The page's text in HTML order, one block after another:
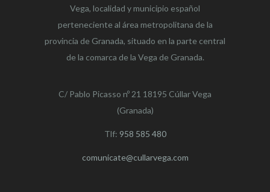
Vega, localidad y municipio español
perteneciente al área metropolitana de la
provincia de Granada, situado en la parte central
de la comarca de la Vega de Granada.
C/ Pablo Picasso nº 21 18195 Cúllar Vega
(Granada)
Tlf: 958 585 480
comunicate@cullarvega.com